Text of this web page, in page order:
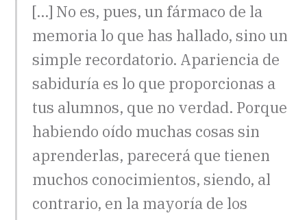
[…] No es, pues, un fármaco de la
memoria lo que has hallado, sino un
simple recordatorio. Apariencia de
sabiduría es lo que proporcionas a
tus alumnos, que no verdad. Porque
habiendo oído muchas cosas sin
aprenderlas, parecerá que tienen
muchos conocimientos, siendo, al
contrario, en la mayoría de los